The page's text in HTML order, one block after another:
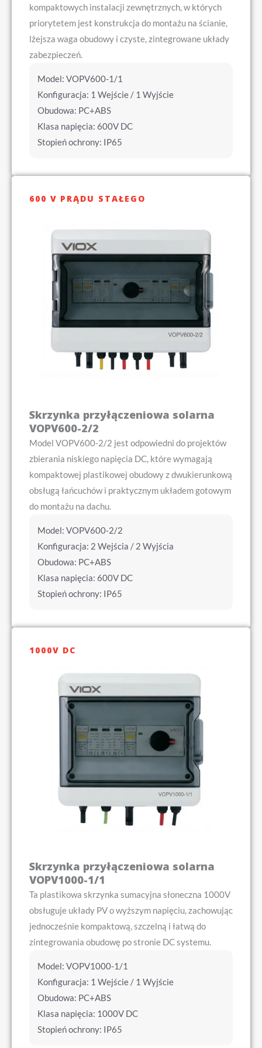
kompaktowych instalacji zewnętrznych, w których
priorytetem jest konstrukcja do montażu na ścianie,
lżejsza waga obudowy i czyste, zintegrowane układy
zabezpieczeń.
Model: VOPV600-1/1
Konfiguracja: 1 Wejście / 1 Wyjście
Obudowa: PC+ABS
Klasa napięcia: 600V DC
Stopień ochrony: IP65
600 V PRĄDU STAŁEGO
Skrzynka przyłączeniowa solarna
VOPV600-2/2
Model VOPV600-2/2 jest odpowiedni do projektów
zbierania niskiego napięcia DC, które wymagają
kompaktowej plastikowej obudowy z dwukierunkową
obsługą łańcuchów i praktycznym układem gotowym
do montażu na dachu.
Model: VOPV600-2/2
Konfiguracja: 2 Wejścia / 2 Wyjścia
Obudowa: PC+ABS
Klasa napięcia: 600V DC
Stopień ochrony: IP65
1000V DC
Skrzynka przyłączeniowa solarna
VOPV1000-1/1
Ta plastikowa skrzynka sumacyjna słoneczna 1000V
obsługuje układy PV o wyższym napięciu, zachowując
jednocześnie kompaktową, szczelną i łatwą do
zintegrowania obudowę po stronie DC systemu.
Model: VOPV1000-1/1
Konfiguracja: 1 Wejście / 1 Wyjście
Obudowa: PC+ABS
Klasa napięcia: 1000V DC
Stopień ochrony: IP65